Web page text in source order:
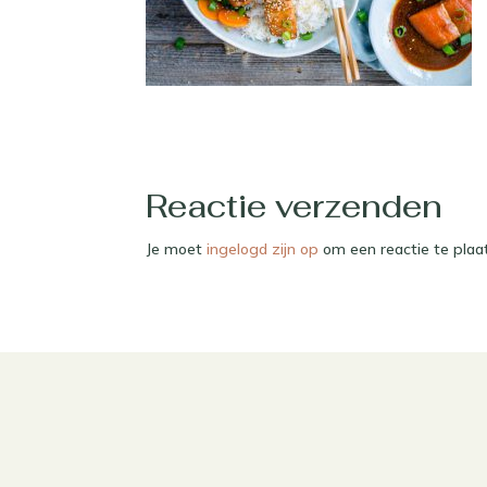
Reactie verzenden
Je moetingelogd zijn op om een reactie te